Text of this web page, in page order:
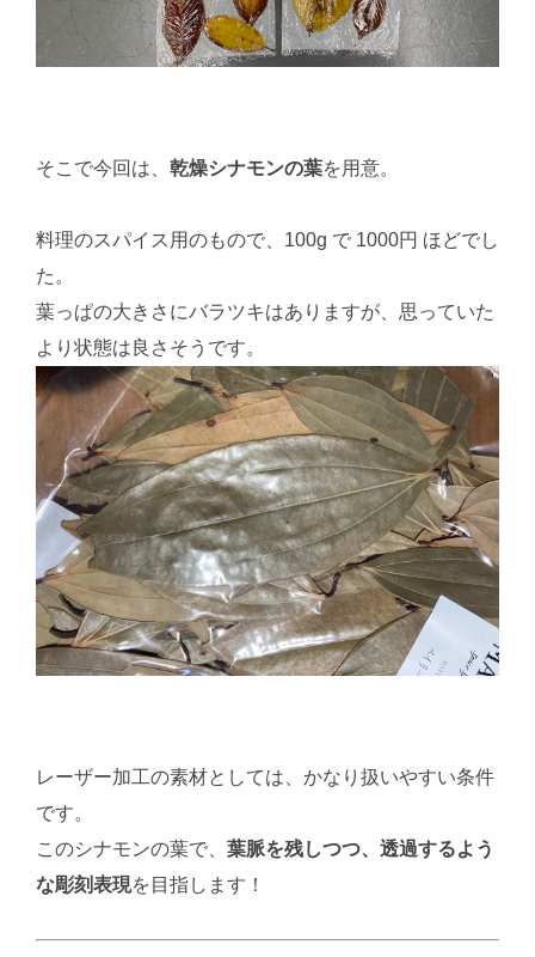
そこで今回は、 乾燥シナモンの葉を用意。
料理のスパイス用のもので、100g で 1000円 ほどでし
た。
葉っぱの大きさにバラツキはありますが、思っていた
より状態は良さそうです。
レーザー加工の素材としては、かなり扱いやすい条件
です。
このシナモンの葉で、 葉脈を残しつつ、透過するよう
な彫刻表現を目指します！